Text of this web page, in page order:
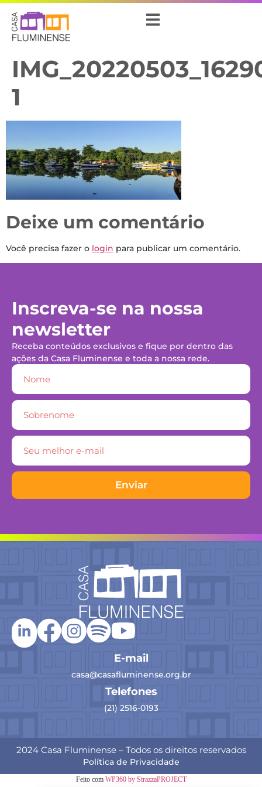
1
Deixe um comentário
Você precisa fazer o login para publicar um comentário.
Inscreva-se na nossa
newsletter
Receba conteúdos exclusivos e fique por dentro das
ações da Casa Fluminense e toda a nossa rede.
Enviar
E-mail
casa@casafluminense.org.br
Telefones
(21) 2516-0193
2024 Casa Fluminense – Todos os direitos reservados
Política de Privacidade
Feito com WP360 by StrazzaPROJECT